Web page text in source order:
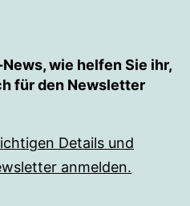
wie helfen Sie ihr,
für den Newsletter
Details und
anmelden.